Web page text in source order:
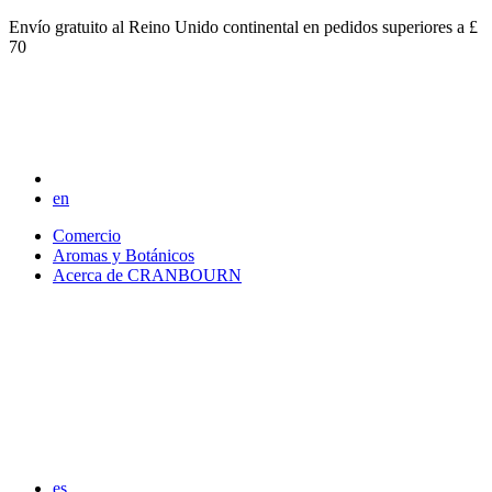
Envío gratuito al Reino Unido continental en pedidos superiores a £
70
en
Comercio
Aromas y Botánicos
Acerca de CRANBOURN
es